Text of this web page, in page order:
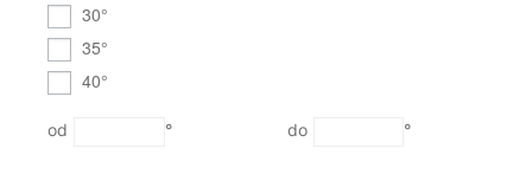
30°
35°
40°
° °